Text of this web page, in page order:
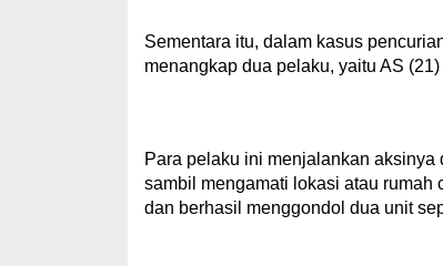
Sementara itu, dalam kasus
menangkap dua pelaku, yaitu AS
Para pelaku ini menjalankan
sambil mengamati lokasi atau rumah
dan berhasil menggondol dua unit